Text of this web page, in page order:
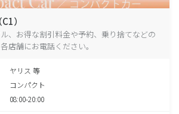
）
、お得な割引料金や予約、乗り捨てなどの
店舗にお電話ください。
ヤリス 等
コンパクト
08:00-20:00